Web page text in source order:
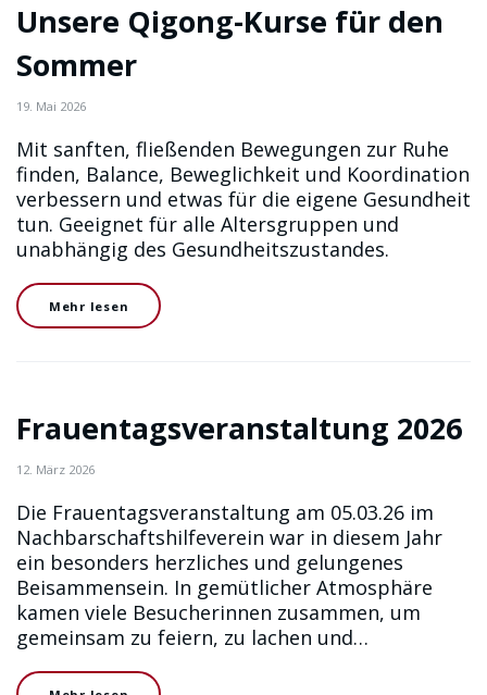
Unsere Qigong-Kurse für den
Sommer
19. Mai 2026
Mit sanften, fließenden Bewegungen zur Ruhe
finden, Balance, Beweglichkeit und Koordination
verbessern und etwas für die eigene Gesundheit
tun. Geeignet für alle Altersgruppen und
unabhängig des Gesundheitszustandes.
Mehr lesen
Frauentagsveranstaltung 2026
12. März 2026
Die Frauentagsveranstaltung am 05.03.26 im
Nachbarschaftshilfeverein war in diesem Jahr
ein besonders herzliches und gelungenes
Beisammensein. In gemütlicher Atmosphäre
kamen viele Besucherinnen zusammen, um
gemeinsam zu feiern, zu lachen und…